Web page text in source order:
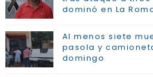
dominó en La
Al menos siete
pasola y
domingo